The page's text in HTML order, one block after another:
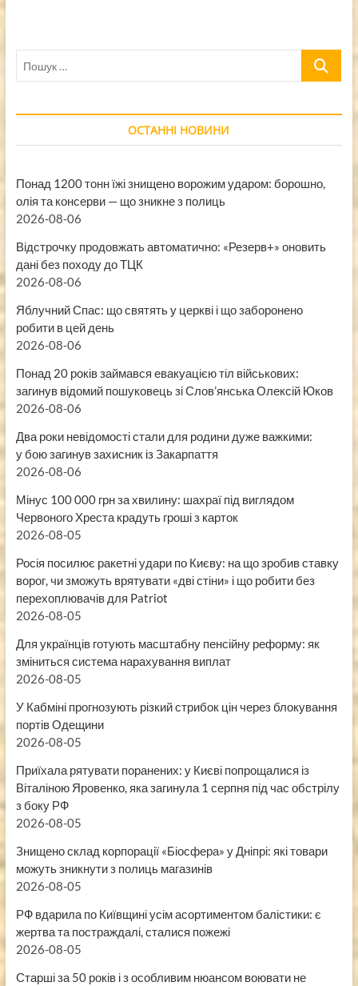
Пошук
ОСТАННІ НОВИНИ
Понад 1200 тонн їжі знищено ворожим ударом: борошно,
олія та консерви — що зникне з полиць
2026-08-06
Відстрочку продовжать автоматично: «Резерв+» оновить
дані без походу до ТЦК
2026-08-06
Яблучний Спас: що святять у церкві і що заборонено
робити в цей день
2026-08-06
Понад 20 років займався евакуацією тіл військових:
загинув відомий пошуковець зі Слов’янська Олексій Юков
2026-08-06
Два роки невідомості стали для родини дуже важкими:
у бою загинув захисник із Закарпаття
2026-08-06
Мінус 100 000 грн за хвилину: шахраї під виглядом
Червоного Хреста крадуть гроші з карток
2026-08-05
Росія посилює ракетні удари по Києву: на що зробив ставку
ворог, чи зможуть врятувати «дві стіни» і що робити без
перехоплювачів для Patriot
2026-08-05
Для українців готують масштабну пенсійну реформу: як
зміниться система нарахування виплат
2026-08-05
У Кабміні прогнозують різкий стрибок цін через блокування
портів Одещини
2026-08-05
Приїхала рятувати поранених: у Києві попрощалися із
Віталіною Яровенко, яка загинула 1 серпня під час обстрілу
з боку РФ
2026-08-05
Знищено склад корпорації «Біосфера» у Дніпрі: які товари
можуть зникнути з полиць магазинів
2026-08-05
РФ вдарила по Київщині усім асортиментом балістики: є
жертва та постраждалі, сталися пожежі
2026-08-05
Старші за 50 років і з особливим нюансом воювати не